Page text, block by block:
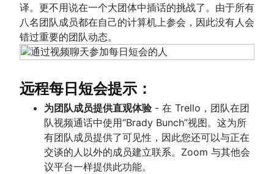
译。更不用说在一个大团体中插话的挑战了。由于所有
八名团队成员都在自己的计算机上参会，因此没有人会
错过重要的团队动态。
远程每日短会提示：
为团队成员提供直观体验 - 在 Trello，团队在团
队视频通话中使用“Brady Bunch”视图。这为所
有团队成员提供了可见性，因此您还可以与正在
交谈的人以外的成员建立联系。Zoom 与其他会
议平台一样提供此功能。